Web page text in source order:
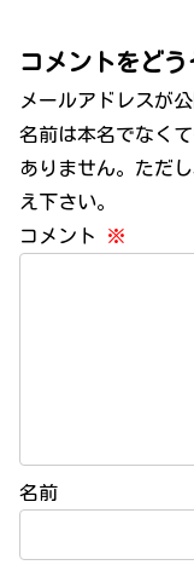
コメントをどう
メールアドレスが
名前は本名でなく
ありません。ただ
え下さい。
コメント
※
名前